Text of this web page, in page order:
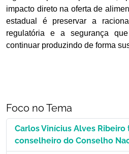
impacto direto na oferta de
estadual é preservar a
regulatória e a segurança
continuar produzindo de forma
Foco no Tema
Carlos Vinícius Alves
conselheiro do Conselho